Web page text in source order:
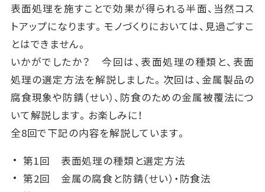
表面処理を施すことで効果が得られる半面、当然コス
トアップになります。モノづくりにおいては、見過ごすこ
とはできません。
いかがでしたか？ 今回は、表面処理の種類と、表面
処理の選定方法を解説しました。次回は、金属製品の
腐食現象や防錆（せい）、防食のための金属被覆法につ
いて解説します。お楽しみに！
全8回で下記の内容を解説しています。
第1回 表面処理の種類と選定方法
第2回 金属の腐食と防錆（せい）・防食法